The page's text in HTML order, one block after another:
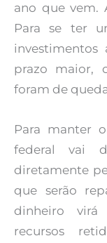
ano que vem.
Para se ter
investimentos
prazo maior,
foram de
Para manter
federal vai
diretamente
que serão
dinheiro virá
recursos